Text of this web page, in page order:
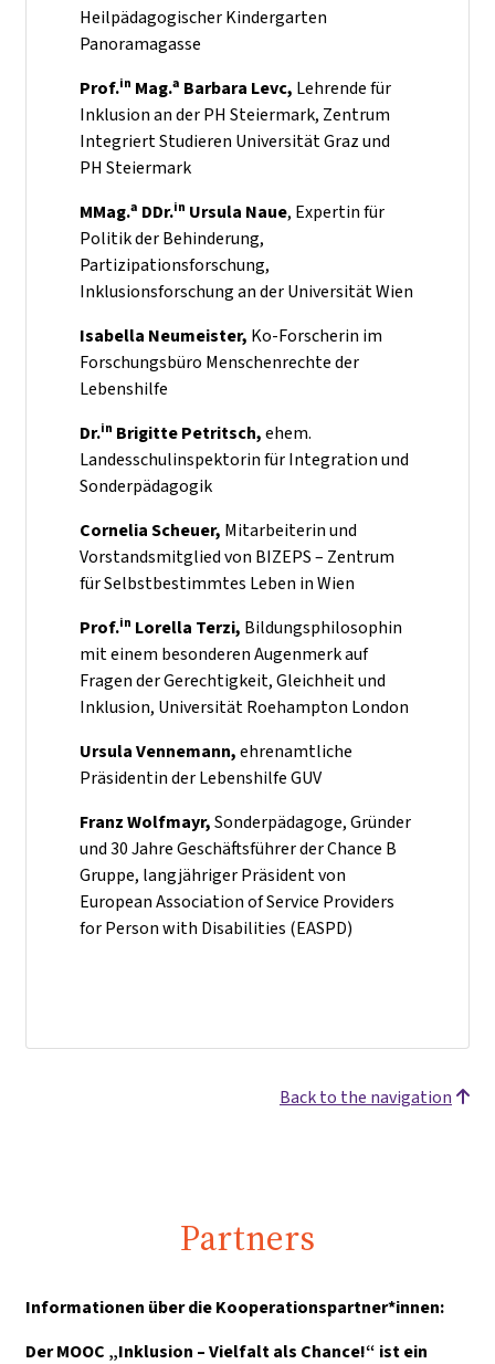
Heilpädagogischer Kindergarten
Panoramagasse
Prof.in Mag.a Barbara Levc, Lehrende für
Inklusion an der PH Steiermark, Zentrum
Integriert Studieren Universität Graz und
PH Steiermark
MMag.a DDr.in Ursula Naue, Expertin für
Politik der Behinderung,
Partizipationsforschung,
Inklusionsforschung an der Universität Wien
Isabella Neumeister, Ko-Forscherin im
Forschungsbüro Menschenrechte der
Lebenshilfe
Dr.in Brigitte Petritsch,ehem.
Landesschulinspektorin für Integration und
Sonderpädagogik
Cornelia Scheuer, Mitarbeiterin und
Vorstandsmitglied von BIZEPS – Zentrum
für Selbstbestimmtes Leben in Wien
Prof.in Lorella Terzi, Bildungsphilosophin
mit einem besonderen Augenmerk auf
Fragen der Gerechtigkeit, Gleichheit und
Inklusion, Universität Roehampton London
Ursula Vennemann,ehrenamtliche
Präsidentin der Lebenshilfe GUV
Franz Wolfmayr,Sonderpädagoge, Gründer
und 30 Jahre Geschäftsführer der Chance B
Gruppe, langjähriger Präsident von
European Association of Service Providers
for Person with Disabilities (EASPD)
Back to the navigation
Partners
Informationen über die Kooperationspartner*innen:
Der MOOC „Inklusion – Vielfalt als Chance!“ ist ein